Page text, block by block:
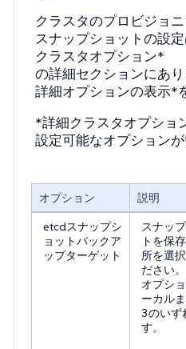
クラスタのプロビジョ
スナップショットの設
クラスタオプション*
の詳細セクションにあ
詳細オプションの表示*
*詳細クラスタオプショ
設定可能なオプションが
オプション 説明
etcdスナップシ
ョットバックア
ップターゲット
スナッ
トを保
所を選
ださい。
オプシ
ーカル
3のいず
す。